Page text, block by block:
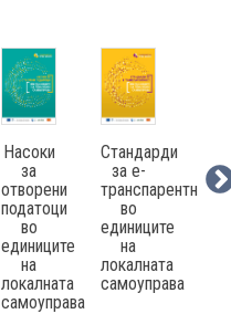
Насоки
за
отворени
податоци
во
единиците
на
локалната
самоуправа
Стандарди
за е-
транспарентност
во
единиците
на
локалната
самоуправа